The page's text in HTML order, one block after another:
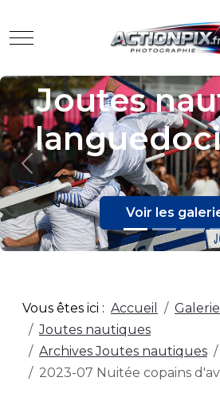
Mobile Menu Toggle
Voir les
Previous
Vous êtes ici : Accueil
Joutes nautiques
Archives Joutes nautiques
2023-07 Nuitée copains